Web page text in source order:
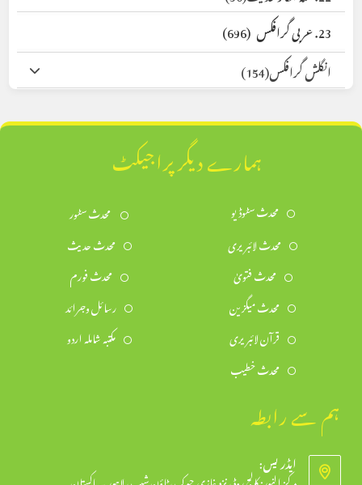
23. عربی گرافکس
(696)
انگلش گرافکس(154)
ہمارے دیگر پراجیکٹ
محدث سٹوڈیو
محدث سٹور
محدث لائبریری
محدث حدیث
محدث فتویٰ
محدث فورم
محدث میگزین
رسائل وجرائد
قرآن لائبریری
مکتبہ شاملہ اردو
محدث خطیب
ہم سے رابطہ
ایڈریس: